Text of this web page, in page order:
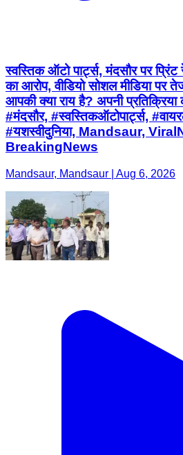
स्वस्तिक ऑटो पार्ट्स, मंदसौर पर
का आरोप, वीडियो सोशल मीडिया पर
आपकी क्या राय है? अपनी
#मंदसौर, #स्वस्तिकऑटोपार्ट्स,
#यशस्वीदुनिया, Mandsaur,
BreakingNews
Mandsaur, Mandsaur | Aug 6, 2026